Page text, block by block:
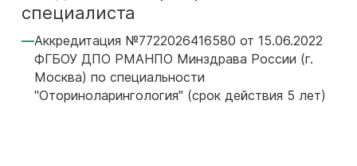
специалиста
Аккредитация №7722026416580 от 15.06.2022
ФГБОУ ДПО РМАНПО Минздрава России (г.
Москва) по специальности
"Оториноларингология" (срок действия 5 лет)